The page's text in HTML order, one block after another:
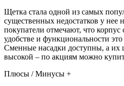
Щетка стала одной из самых
существенных недостатков у нее
покупатели отмечают, что
удобстве и функциональности
Сменные насадки доступны, а их
высокой – по акциям можно
Плюсы / Минусы +